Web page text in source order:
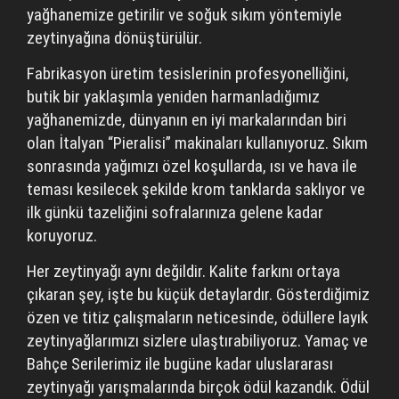
yağhanemize getirilir ve soğuk sıkım yöntemiyle
zeytinyağına dönüştürülür.
Fabrikasyon üretim tesislerinin profesyonelliğini,
butik bir yaklaşımla yeniden harmanladığımız
yağhanemizde, dünyanın en iyi markalarından biri
olan İtalyan “Pieralisi” makinaları kullanıyoruz. Sıkım
sonrasında yağımızı özel koşullarda, ısı ve hava ile
teması kesilecek şekilde krom tanklarda saklıyor ve
ilk günkü tazeliğini sofralarınıza gelene kadar
koruyoruz.
Her zeytinyağı aynı değildir. Kalite farkını ortaya
çıkaran şey, işte bu küçük detaylardır. Gösterdiğimiz
özen ve titiz çalışmaların neticesinde, ödüllere layık
zeytinyağlarımızı sizlere ulaştırabiliyoruz. Yamaç ve
Bahçe Serilerimiz ile bugüne kadar uluslararası
zeytinyağı yarışmalarında birçok ödül kazandık. Ödül